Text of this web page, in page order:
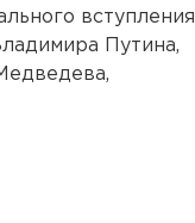
вступления
Путина,